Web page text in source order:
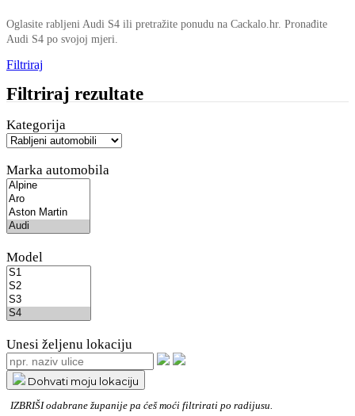
Oglasite rabljeni Audi S4 ili pretražite ponudu na Cackalo.hr. Pronađite
Audi S4 po svojoj mjeri.
Filtriraj
Filtriraj rezultate
Kategorija
Marka automobila
Model
Unesi željenu lokaciju
Dohvati moju lokaciju
IZBRIŠIodabrane županije pa ćeš moći filtrirati po radijusu.